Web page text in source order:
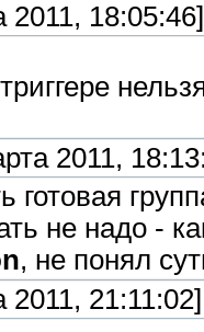
2011, 18:05:46]
2011,
готовая
не надо -
, не понял
2011, 21:11:02]